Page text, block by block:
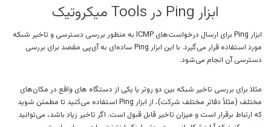
ابزار Ping در Tools میکروتیک
ابزار Ping برای ارسال درخواست‌های ICMP به منظور بررسی دسترسی و تاخیر شبکه
مورد استفاده قرار می‌گیرد. با این ابزار Ping ساده‌ای به آی‌پی مقصد برای بررسی
دسترسی آن انجام می‌شود.
مثلا برای بررسی تاخیر شبکه بین دو روتر یا یکی از دستگاه های واقع در مکان‌های
مختلف (مثلاً دفاتر مختلف شرکت)، از ابزار Ping استفاده می‌کنید تا مطمئن شوید
که ارتباط برقرار است و میزان تاخیر قابل قبول است. اگر تاخیر زیاد باشد، می‌توانید